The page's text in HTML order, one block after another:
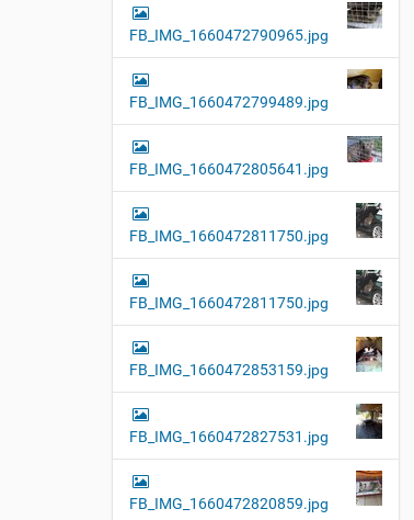
FB_IMG_1660472790965.jpg
FB_IMG_1660472799489.jpg
FB_IMG_1660472805641.jpg
FB_IMG_1660472811750.jpg
FB_IMG_1660472811750.jpg
FB_IMG_1660472853159.jpg
FB_IMG_1660472827531.jpg
FB_IMG_1660472820859.jpg